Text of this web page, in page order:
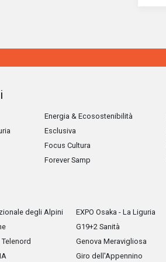
Energia & Ecosostenibilità
Esclusiva
Focus Cultura
Forever Samp
degli Alpini
EXPO Osaka - La Liguria
G19+2 Sanità
Genova Meravigliosa
Giro dell'Appennino